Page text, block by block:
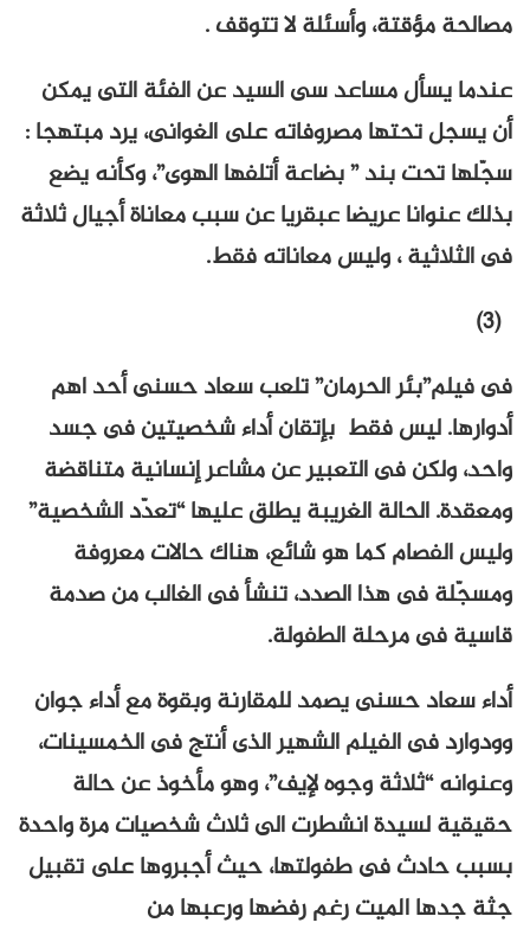
مصالحة مؤقتة، وأسئلة لا تتوقف .
عندما يسأل مساعد سى السيد عن الفئة التى يمكن
أن يسجل تحتها مصروفاته على الغوانى، يرد مبتهجا :
سجّلها تحت بند ” بضاعة أتلفها الهوى”، وكأنه يضع
بذلك عنوانا عريضا عبقريا عن سبب معاناة أجيال ثلاثة
فى الثلاثية ، وليس معاناته فقط.
(3)
فى فيلم”بئر الحرمان” تلعب سعاد حسنى أحد اهم
أدوارها. ليس فقط بإتقان أداء شخصيتين فى جسد
واحد، ولكن فى التعبير عن مشاعر إنسانية متناقضة
ومعقدة. الحالة الغريبة يطلق عليها “تعدّد الشخصية”
وليس الفصام كما هو شائع، هناك حالات معروفة
ومسجّلة فى هذا الصدد، تنشأ فى الغالب من صدمة
قاسية فى مرحلة الطفولة.
أداء سعاد حسنى يصمد للمقارنة وبقوة مع أداء جوان
وودوارد فى الفيلم الشهير الذى أنتج فى الخمسينات،
وعنوانه “ثلاثة وجوه لإيف”، وهو مأخوذ عن حالة
حقيقية لسيدة انشطرت الى ثلاث شخصيات مرة واحدة
بسبب حادث فى طفولتها، حيث أجبروها على تقبيل
جثة جدها الميت رغم رفضها ورعبها من